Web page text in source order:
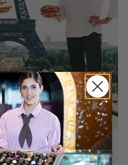
Matthias Bachmann seine
Konditoreien Fauchon,
Bachmann in der Pâtisserie